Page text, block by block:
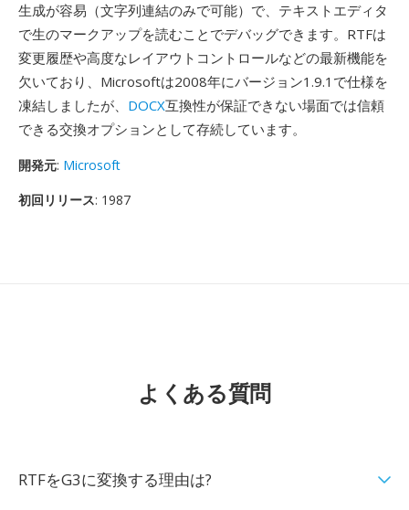
生成が容易（文字列連結のみで可能）で、テキストエディタ
で生のマークアップを読むことでデバッグできます。RTFは
変更履歴や高度なレイアウトコントロールなどの最新機能を
欠いており、Microsoftは2008年にバージョン1.9.1で仕様を
凍結しましたが、 DOCX互換性が保証できない場面では信頼
できる交換オプションとして存続しています。
開発元: Microsoft
初回リリース: 1987
よくある質問
RTFをG3に変換する理由は?